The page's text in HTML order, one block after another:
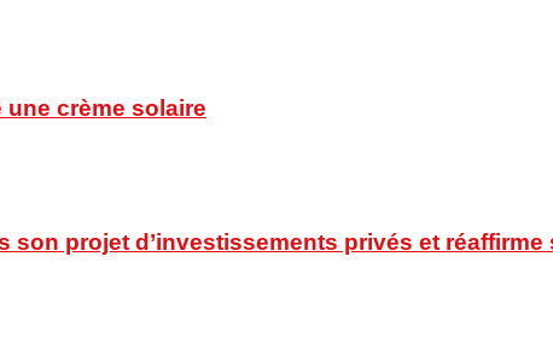
une crème solaire
son projet d’investissements privés et